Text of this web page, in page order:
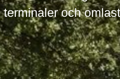
terminaler och